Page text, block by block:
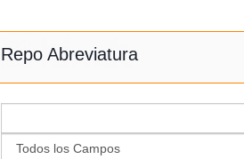
Repo Abreviatura